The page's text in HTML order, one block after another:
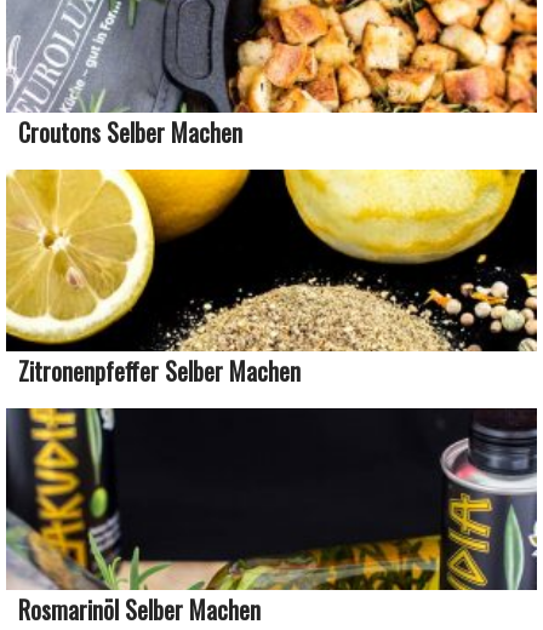
Croutons Selber Machen
Zitronenpfeffer Selber Machen
Rosmarinöl Selber Machen